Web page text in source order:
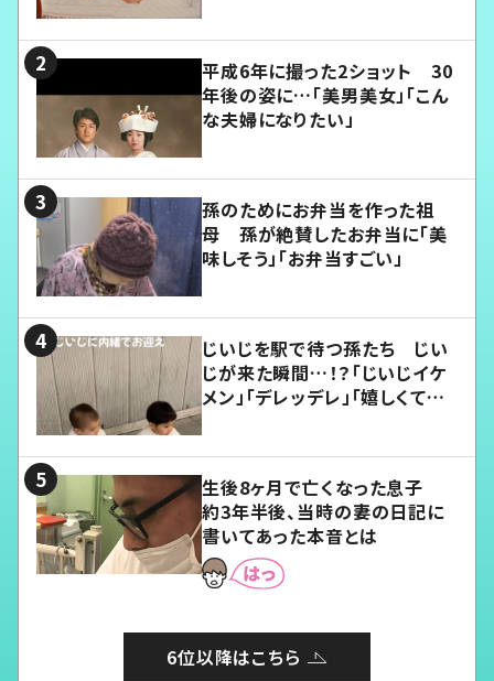
平成6年に撮った2ショット 30
年後の姿に…「美男美女」「こん
な夫婦になりたい」
孫のためにお弁当を作った祖
母 孫が絶賛したお弁当に「美
味しそう」「お弁当すごい」
じいじを駅で待つ孫たち じい
じが来た瞬間…！？「じいじイケ
メン」「デレッデレ」「嬉しくて可
生後8ヶ月で亡くなった息子
約3年半後、当時の妻の日記に
書いてあった本音とは
6位以降はこちら